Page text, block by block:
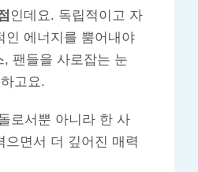
인데요. 독립적이고 자
인 에너지를 뿜어내야
팬들을 사로잡는 눈
고요.
로서뿐 아니라 한 사
면서 더 깊어진 매력